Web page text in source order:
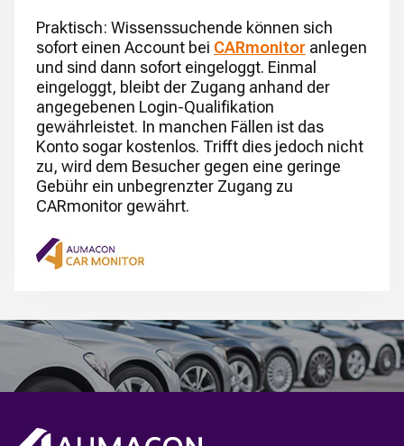
Praktisch: Wissenssuchende können sich
sofort einen Account bei CARmonitor anlegen
und sind dann sofort eingeloggt. Einmal
eingeloggt, bleibt der Zugang anhand der
angegebenen Login-Qualifikation
gewährleistet. In manchen Fällen ist das
Konto sogar kostenlos. Trifft dies jedoch nicht
zu, wird dem Besucher gegen eine geringe
Gebühr ein unbegrenzter Zugang zu
CARmonitor gewährt.